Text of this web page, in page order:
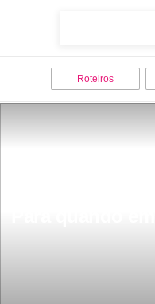
Roteiros